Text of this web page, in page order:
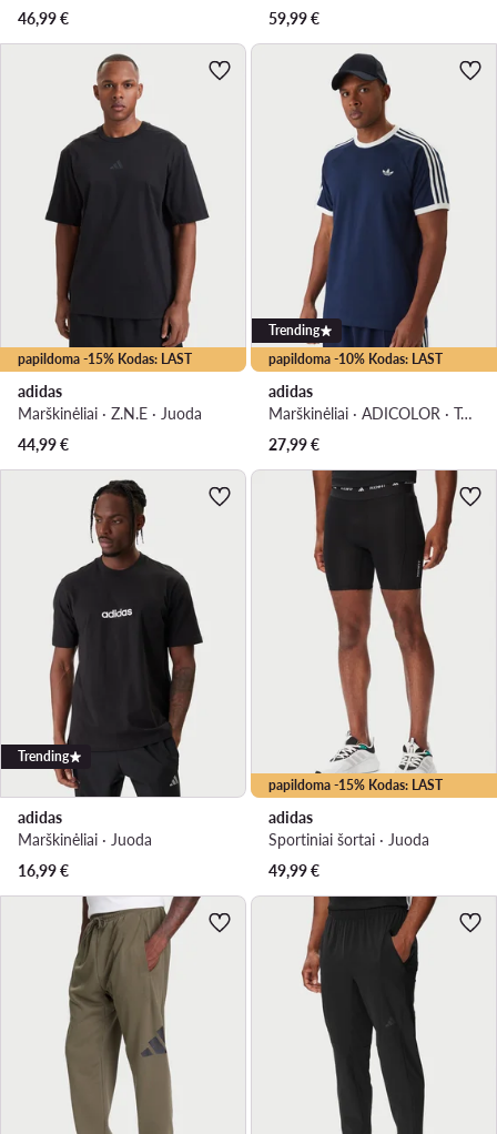
46,99€
59,99€
papildoma -15% Kodas: LAST
adidas
Marškinėliai · Z.N.E · Juoda
44,99€
papildoma -10% Kodas: LAST
Trending
adidas
Marškinėliai · ADICOLOR · Tamsiai mėlyna
27,99€
Trending
adidas
Marškinėliai · Juoda
16,99€
papildoma -15% Kodas: LAST
adidas
Sportiniai šortai · Juoda
49,99€